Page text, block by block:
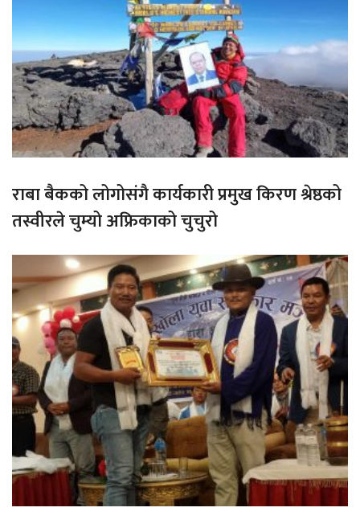
राबा बैकको लोगोसंगै कार्यकारी प्रमुख किरण श्रेष्ठको
तस्वीरले चुम्यो अफ्रिकाको चुचुरो